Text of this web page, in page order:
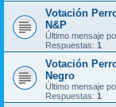
Votación
N&P
Último mensaje
Respuestas: 1
Votación
Negro
Último mensaje
Respuestas: 1